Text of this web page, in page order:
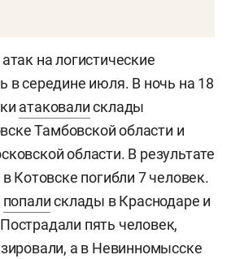
на логистические
в середине июля. В ночь на 18
атаковалисклады
Тамбовской области и
области. В результате
Котовске погибли 7 человек.
попалисклады в Краснодаре и
пять человек,
а в Невинномысске